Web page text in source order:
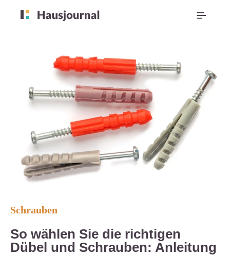
Schrauben
So wählen Sie die richtigen
Dübel und Schrauben: Anleitung